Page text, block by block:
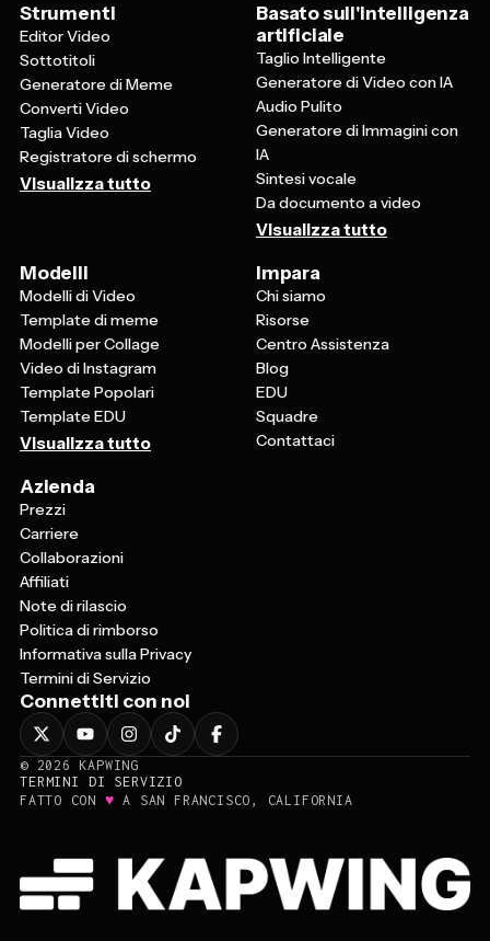
Strumenti
Editor Video
Sottotitoli
Generatore di Meme
Converti Video
Taglia Video
Registratore di schermo
Visualizza tutto
Basato sull'intelligenza
artificiale
Taglio Intelligente
Generatore di Video con IA
Audio Pulito
Generatore di Immagini con
IA
Sintesi vocale
Da documento a video
Visualizza tutto
Modelli
Modelli di Video
Template di meme
Modelli per Collage
Video di Instagram
Template Popolari
Template EDU
Visualizza tutto
Impara
Chi siamo
Risorse
Centro Assistenza
Blog
EDU
Squadre
Contattaci
Azienda
Prezzi
Carriere
Collaborazioni
Affiliati
Note di rilascio
Politica di rimborso
Informativa sulla Privacy
Termini di Servizio
Connettiti con noi
© 2026
KAPWING
TERMINI DI SERVIZIO
FATTO CON ♥ A SAN FRANCISCO, CALIFORNIA